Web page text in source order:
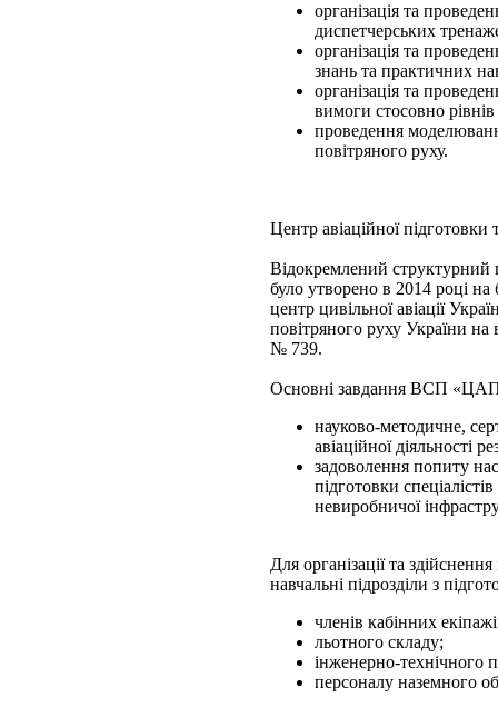
організація та
диспетчерських
організація та
знань та практичних
організація та
вимоги стосовно
проведення
повітряного руху.
Центр авіаційної підготовки
Відокремлений структурний
було утворено в 2014 році
центр цивільної авіації
повітряного руху України на
№ 739.
Основні завдання ВСП
науково-методичне,
авіаційної діяльності
задоволення попиту
підготовки
невиробничої
Для організації та
навчальні підрозділи з
членів кабінних
льотного складу;
інженерно-технічного
персоналу наземного